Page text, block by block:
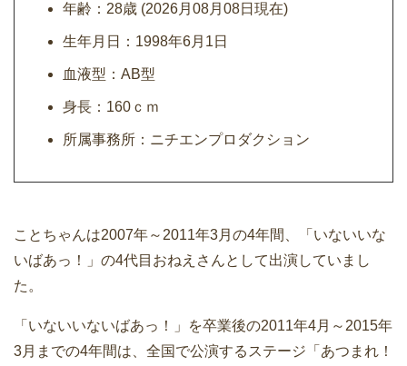
年齢：28歳 (2026月08月08日現在)
生年月日：1998年6月1日
血液型：AB型
身長：160ｃｍ
所属事務所：ニチエンプロダクション
ことちゃんは2007年～2011年3月の4年間、「いないいな
いばあっ！」の4代目おねえさんとして出演していまし
た。
「いないいないばあっ！」を卒業後の2011年4月～2015年
3月までの4年間は、全国で公演するステージ「あつまれ！